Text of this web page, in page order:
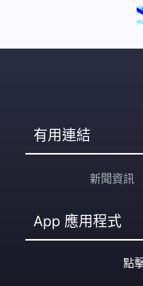
有用連結
新聞資訊
App 應用程式
點